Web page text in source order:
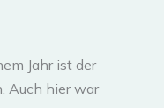
Jahr ist der
Auch hier war